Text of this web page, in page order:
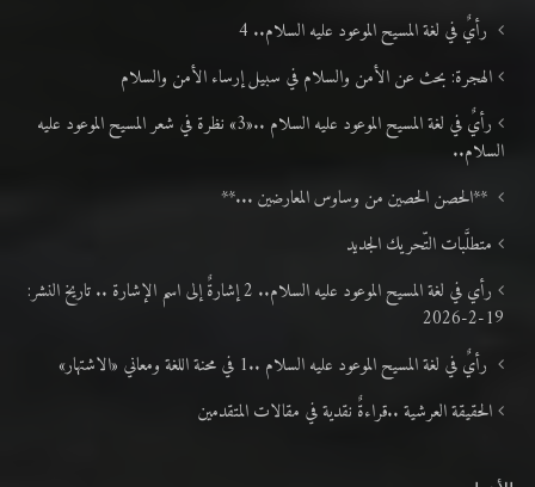
رأيٌ في لغة المسيح الموعود عليه السلام.. 4
الهجرة: بحث عن الأمن والسلام في سبيل إرساء الأمن والسلام
رأيٌ في لغة المسيح الموعود عليه السلام ..«3» نظرة في شعر المسيح الموعود عليه
السلام..
**الحصن الحصين من وساوس المعارضين ...**
متطلَّبات التّحريك الجديد
رأي في لغة المسيح الموعود عليه السلام.. 2 إشارةٌ إلى اسم الإشارة .. تاريخ النشر:
19-2-2026
رأيٌ في لغة المسيح الموعود عليه السلام ..1 في محنة اللغة ومعاني «الاشتهار»
الحقيقة العرشية ..قراءةٌ نقدية في مقالات المتقدمين